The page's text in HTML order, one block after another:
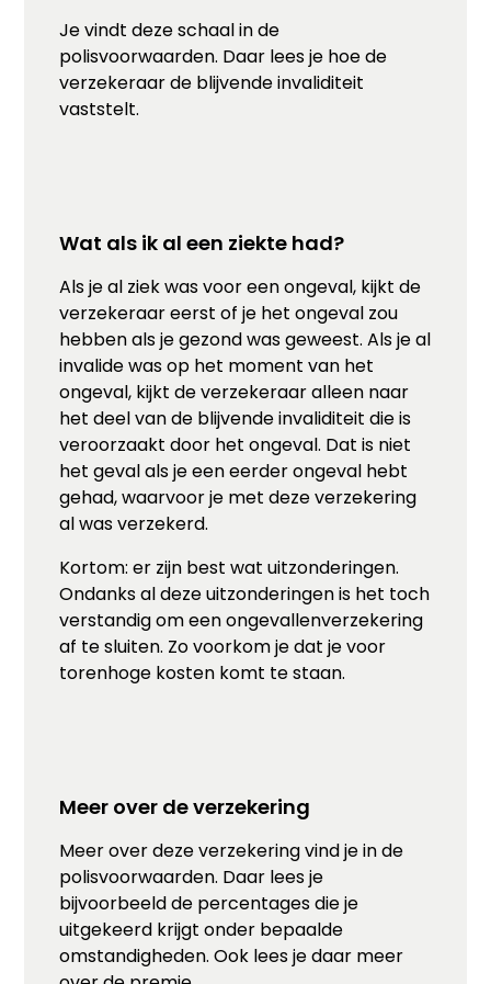
Je vindt deze schaal in de
polisvoorwaarden. Daar lees je hoe de
verzekeraar de blijvende invaliditeit
vaststelt.
Wat als ik al een ziekte had?
Als je al ziek was voor een ongeval, kijkt de
verzekeraar eerst of je het ongeval zou
hebben als je gezond was geweest. Als je al
invalide was op het moment van het
ongeval, kijkt de verzekeraar alleen naar
het deel van de blijvende invaliditeit die is
veroorzaakt door het ongeval. Dat is niet
het geval als je een eerder ongeval hebt
gehad, waarvoor je met deze verzekering
al was verzekerd.
Kortom: er zijn best wat uitzonderingen.
Ondanks al deze uitzonderingen is het toch
verstandig om een ongevallenverzekering
af te sluiten. Zo voorkom je dat je voor
torenhoge kosten komt te staan.
Meer over de verzekering
Meer over deze verzekering vind je in de
polisvoorwaarden. Daar lees je
bijvoorbeeld de percentages die je
uitgekeerd krijgt onder bepaalde
omstandigheden. Ook lees je daar meer